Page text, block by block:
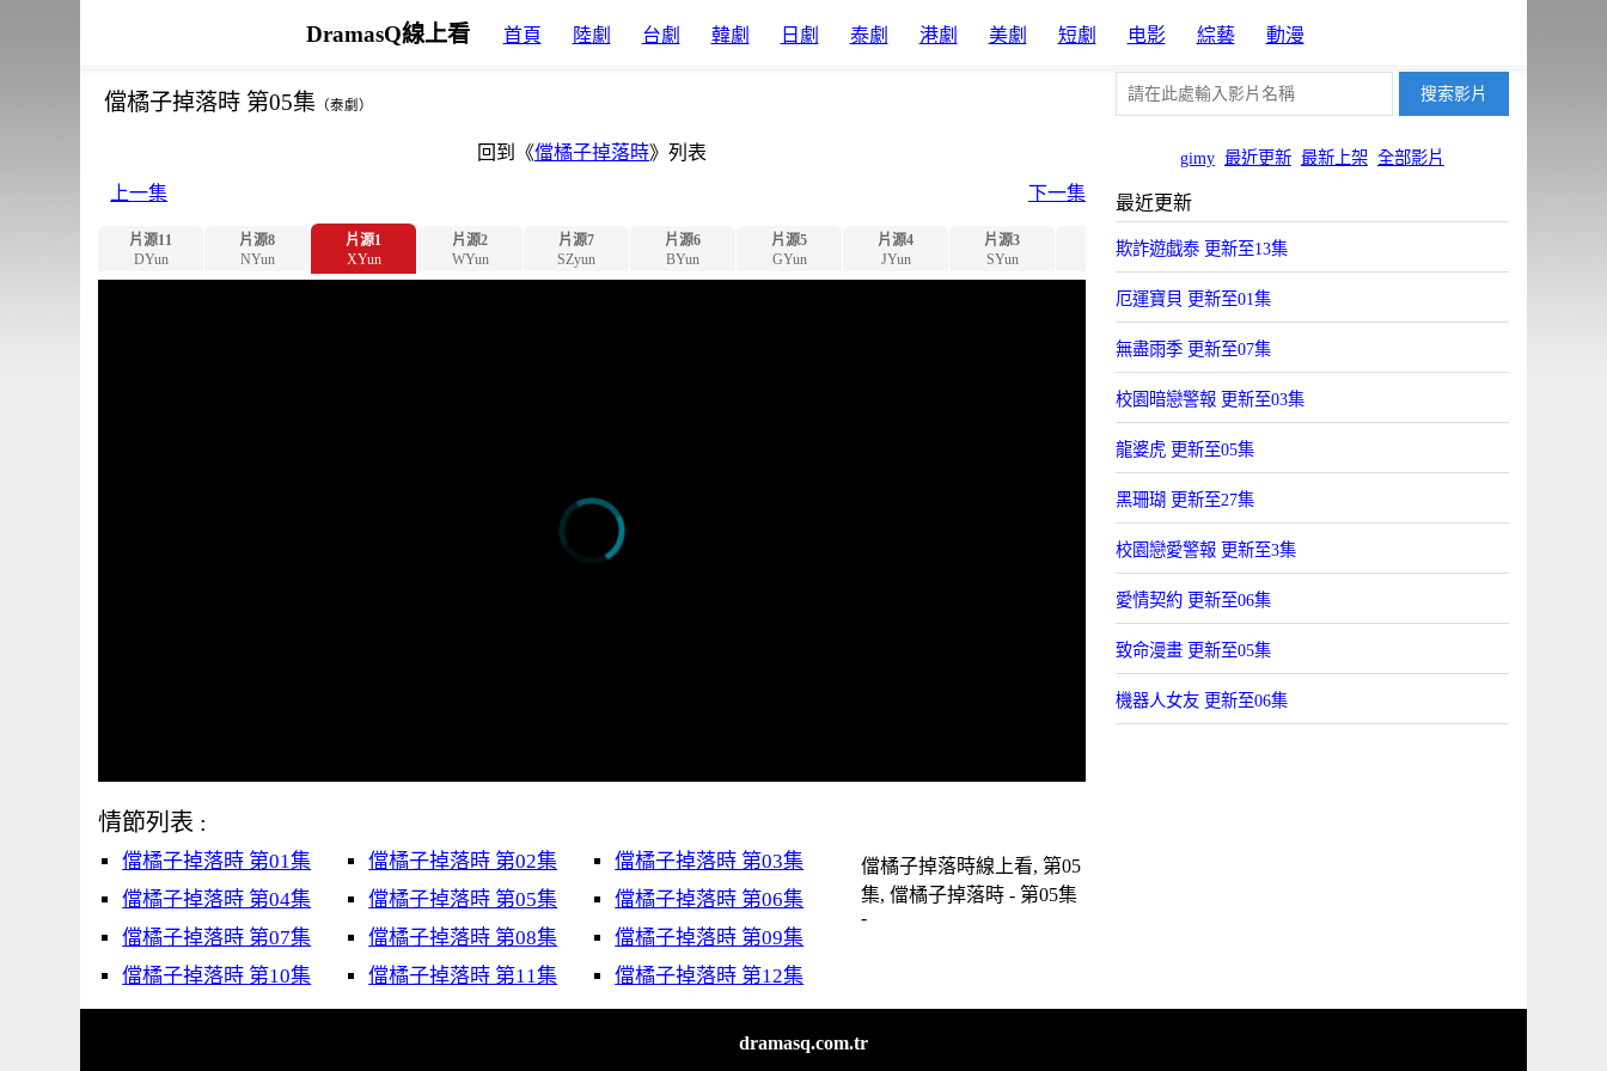
DramasQ線上看 首頁 陸劇 台劇 韓劇 日劇 泰劇 港劇 美劇 短劇 电影 綜藝 動漫
gimy 最近更新 最新上架 全部影片
儅橘子掉落時 第05集 （泰劇）
回到《儅橘子掉落時》列表
上一集
下一集
片源11
DYun
片源8
NYun
片源1
XYun
片源2
WYun
片源7
SZyun
片源6
BYun
片源5
GYun
片源4
JYun
片源3
SYun
片源9
OYun
片源10
Uyun
情節列表 :
儅橘子掉落時 第01集 儅橘子掉落時 第02集
儅橘子掉落時 第03集
儅橘子掉落時 第04集
儅橘子掉落時 第05集
儅橘子掉落時 第06集
儅橘子掉落時 第07集
儅橘子掉落時 第08集
儅橘子掉落時 第09集
儅橘子掉落時 第10集
儅橘子掉落時 第11集 儅橘子掉落時 第12集
儅橘子掉落時線上看, 第05
集, 儅橘子掉落時 - 第05集
-
最近更新
欺詐遊戯泰 更新至13集
厄運寶貝 更新至01集
無盡雨季 更新至07集
校園暗戀警報 更新至03集
龍婆虎 更新至05集
黑珊瑚 更新至27集
校園戀愛警報 更新至3集
愛情契約 更新至06集
致命漫畫 更新至05集
機器人女友 更新至06集
dramasq.com.tr